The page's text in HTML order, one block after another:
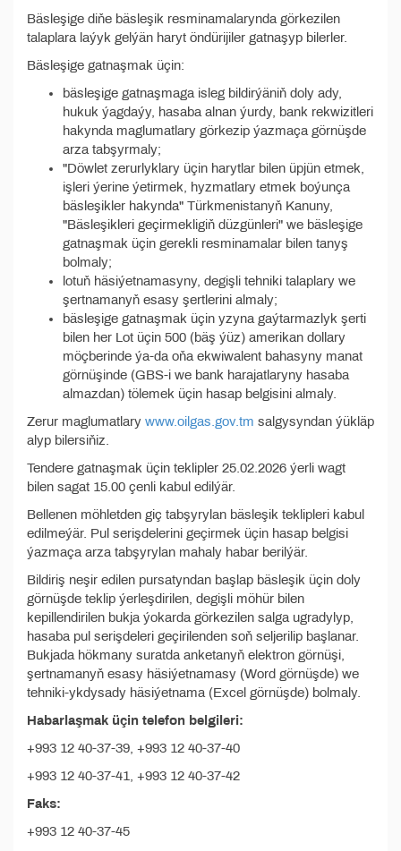
Bäsleşige diňe bäsleşik resminamalarynda görkezilen
talaplara laýyk gelýän haryt öndürijiler gatnaşyp bilerler.
Bäsleşige gatnaşmak üçin:
bäsleşige gatnaşmaga isleg bildirýäniň doly ady,
hukuk ýagdaýy, hasaba alnan ýurdy, bank rekwizitleri
hakynda maglumatlary görkezip ýazmaça görnüşde
arza tabşyrmaly;
"Döwlet zerurlyklary üçin harytlar bilen üpjün etmek,
işleri ýerine ýetirmek, hyzmatlary etmek boýunça
bäsleşikler hakynda" Türkmenistanyň Kanuny,
"Bäsleşikleri geçirmekligiň düzgünleri" we bäsleşige
gatnaşmak üçin gerekli resminamalar bilen tanyş
bolmaly;
lotuň häsiýetnamasyny, degişli tehniki talaplary we
şertnamanyň esasy şertlerini almaly;
bäsleşige gatnaşmak üçin yzyna gaýtarmazlyk şerti
bilen her Lot üçin 500 (bäş ýüz) amerikan dollary
möçberinde ýa-da oňa ekwiwalent bahasyny manat
görnüşinde (GBS-i we bank harajatlaryny hasaba
almazdan) tölemek üçin hasap belgisini almaly.
Zerur maglumatlary www.oilgas.gov.tm salgysyndan ýükläp
alyp bilersiňiz.
Tendere gatnaşmak üçin teklipler 25.02.2026 ýerli wagt
bilen sagat 15.00 çenli kabul edilýär.
Bellenen möhletden giç tabşyrylan bäsleşik teklipleri kabul
edilmeýär. Pul serişdelerini geçirmek üçin hasap belgisi
ýazmaça arza tabşyrylan mahaly habar berilýär.
Bildiriş neşir edilen pursatyndan başlap bäsleşik üçin doly
görnüşde teklip ýerleşdirilen, degişli möhür bilen
kepillendirilen bukja ýokarda görkezilen salga ugradylyp,
hasaba pul serişdeleri geçirilenden soň seljerilip başlanar.
Bukjada hökmany suratda anketanyň elektron görnüşi,
şertnamanyň esasy häsiýetnamasy (Word görnüşde) we
tehniki-ykdysady häsiýetnama (Excel görnüşde) bolmaly.
Habarlaşmak üçin telefon belgileri:
+993 12 40-37-39, +993 12 40-37-40
+993 12 40-37-41, +993 12 40-37-42
Faks:
+993 12 40-37-45